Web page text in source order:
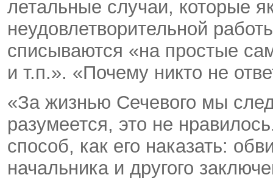
летальные случаи, которые
неудовлетворительной
списываются «на простые
и т.п.». «Почему никто не
«За жизнью Сечевого мы
разумеется, это не
способ, как его наказать:
начальника и другого